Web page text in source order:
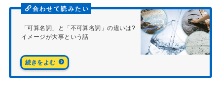
「可算名詞」と「不可算名詞」の違いは?
イメージが大事という話